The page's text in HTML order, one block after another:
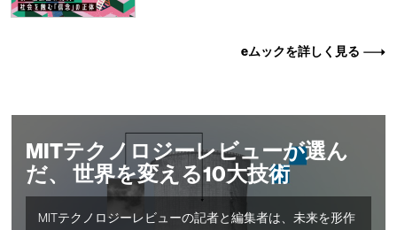
eムックを詳しく見る
MITテクノロジーレビューが選ん
だ、 世界を変える10大技術
MITテクノロジーレビューの記者と編集者は、未来を形作